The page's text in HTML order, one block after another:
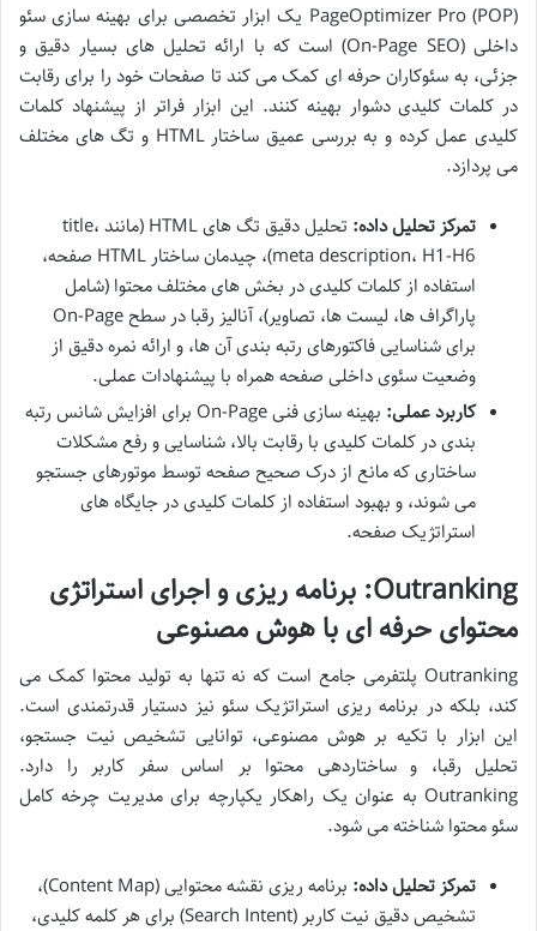
PageOptimizer Pro (POP) یک ابزار تخصصی برای بهینه سازی سئو
داخلی (On-Page SEO) است که با ارائه تحلیل های بسیار دقیق و
جزئی، به سئوکاران حرفه ای کمک می کند تا صفحات خود را برای رقابت
در کلمات کلیدی دشوار بهینه کنند. این ابزار فراتر از پیشنهاد کلمات
کلیدی عمل کرده و به بررسی عمیق ساختار HTML و تگ های مختلف
می پردازد.
تمرکز تحلیل داده:
تحلیل دقیق تگ های HTML (مانند title،
meta description، H1-H6)، چیدمان ساختار HTML صفحه،
استفاده از کلمات کلیدی در بخش های مختلف محتوا (شامل
پاراگراف ها، لیست ها، تصاویر)، آنالیز رقبا در سطح On-Page
برای شناسایی فاکتورهای رتبه بندی آن ها، و ارائه نمره دقیق از
وضعیت سئوی داخلی صفحه همراه با پیشنهادات عملی.
کاربرد عملی:
بهینه سازی فنی On-Page برای افزایش شانس رتبه
بندی در کلمات کلیدی با رقابت بالا، شناسایی و رفع مشکلات
ساختاری که مانع از درک صحیح صفحه توسط موتورهای جستجو
می شوند، و بهبود استفاده از کلمات کلیدی در جایگاه های
استراتژیک صفحه.
Outranking: برنامه ریزی و اجرای استراتژی
محتوای حرفه ای با هوش مصنوعی
Outranking پلتفرمی جامع است که نه تنها به تولید محتوا کمک می
کند، بلکه در برنامه ریزی استراتژیک سئو نیز دستیار قدرتمندی است.
این ابزار با تکیه بر هوش مصنوعی، توانایی تشخیص نیت جستجو،
تحلیل رقبا، و ساختاردهی محتوا بر اساس سفر کاربر را دارد.
Outranking به عنوان یک راهکار یکپارچه برای مدیریت چرخه کامل
سئو محتوا شناخته می شود.
تمرکز تحلیل داده:
برنامه ریزی نقشه محتوایی (Content Map)،
تشخیص دقیق نیت کاربر (Search Intent) برای هر کلمه کلیدی،